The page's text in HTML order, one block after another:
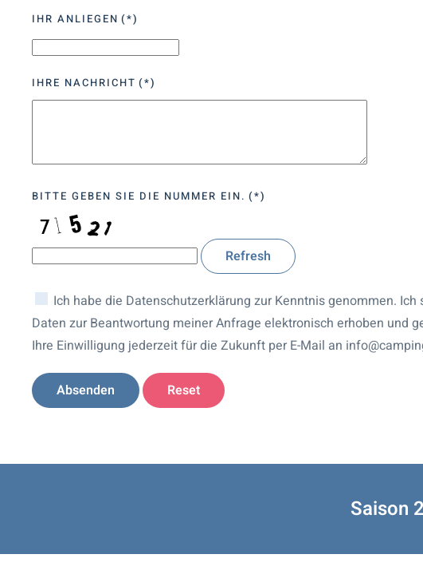
IHR ANLIEGEN (*)
IHRE NACHRICHT (*)
BITTE GEBEN SIE DIE NUMMER EIN. (*)
Refresh
Ich habe die Datenschutzerklärung zur Kenntnis genommen. Ich stimme zu, dass meine Angaben und
Daten zur Beantwortung meiner Anfrage elektronisch erhoben und
Ihre Einwilligung jederzeit für die Zukunft per E-Mail an
Absenden Reset
Saison